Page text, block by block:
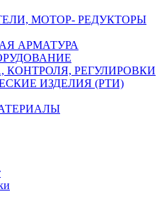
МОТОР- РЕДУКТОРЫ
АРМАТУРА
КОНТРОЛЯ, РЕГУЛИРОВКИ
ИЗДЕЛИЯ (РТИ)